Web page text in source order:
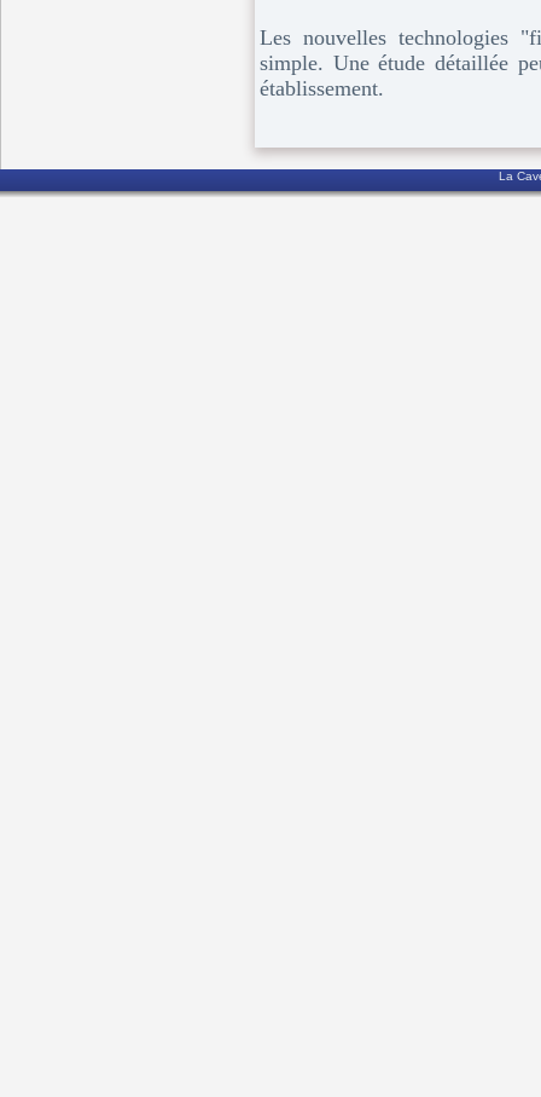
Les nouvelles technologies
simple. Une étude détaillée
établissement.
La